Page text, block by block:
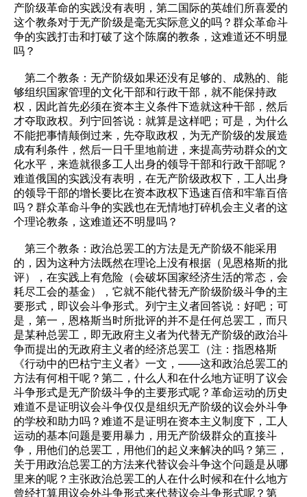
产阶级革命的实践没有表明，第二国际的英雄们所喜爱的
这个教条对于无产阶级是毫无实际意义的吗？群众革命斗
争的实践打击和打破了这个陈腐的教条，这难道还不明显
吗？
第二个教条：无产阶级如果还没有足够的、成熟的、能
够组织国家管理的文化干部和行政干部，就不能保持政
权，因此首先必须在资本主义条件下造就这种干部，然后
才夺取政权。列宁回答说：就算是这样吧；可是，为什么
不能把事情颠倒过来，先夺取政权，为无产阶级的发展造
成有利条件，然后一日千里地前进，来提高劳动群众的文
化水平，来造就很多工人出身的领导干部和行政干部呢？
难道俄国的实践没有表明，在无产阶级政权下，工人出身
的领导干部的增长要比在资本政权下迅速百倍和牢靠百倍
吗？群众革命斗争的实践也在无情地打碎机会主义者的这
个理论教条，这难道还不明显吗？
第三个教条：政治总罢工的方法是无产阶级不能采用
的，因为这种方法既然在理论上没有根据（见恩格斯的批
评），在实践上有危险（会破坏国家经济生活的常态，会
耗尽工会的基金），它就不能代替无产阶级阶级斗争的主
要形式，即议会斗争形式。列宁主义者回答说：好吧；可
是，第一，恩格斯当时所批评的并不是任何总罢工，而只
是某种总罢工，即无政府主义者为代替无产阶级的政治斗
争而提出的无政府主义者的经济总罢工（注：指恩格斯
《行动中的巴枯宁主义者》一文，——这和政治总罢工的
方法有何相干呢？第二，什么人和在什么地方证明了议会
斗争形式是无产阶级斗争的主要形式呢？革命运动的历史
难道不是证明议会斗争仅仅是组织无产阶级的议会外斗争
的学校和助力吗？难道不是证明在资本主义制度下，工人
运动的基本问题是要用暴力，用无产阶级群众的直接斗
争，用他们的总罢工，用他们的起义来解决的吗？第三，
关于用政治总罢工的方法来代替议会斗争这个问题是从哪
里来的呢？主张政治总罢工的人在什么时候和在什么地方
曾经打算用议会外斗争形式来代替议会斗争形式呢？第